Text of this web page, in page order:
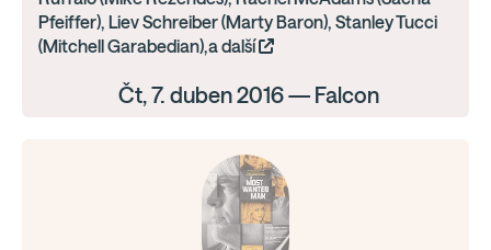
Pfeiffer), Liev Schreiber (Marty Baron), Stanley Tucci
(Mitchell Garabedian),a další
Čt, 7. duben 2016 — Falcon